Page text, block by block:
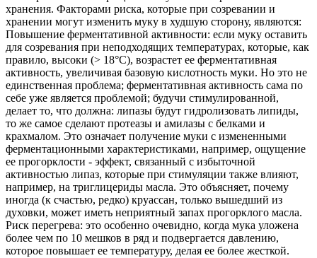
хранения. Факторами риска, которые при созревании и
хранении могут изменить муку в худшую сторону, являются:
Повышение ферментативной активности: если муку оставить
для созревания при неподходящих температурах, которые, как
правило, высоки (> 18°C), возрастет ее ферментативная
активность, увеличивая базовую кислотность муки. Но это не
единственная проблема; ферментативная активность сама по
себе уже является проблемой; будучи стимулированной,
делает то, что должна: липазы будут гидролизовать липиды,
то же самое сделают протеазы и амилазы с белками и
крахмалом. Это означает получение муки с измененными
ферментационными характеристиками, например, ощущение
ее прогорклости - эффект, связанный с избыточной
активностью липаз, которые при стимуляции также влияют,
например, на триглицериды масла. Это объясняет, почему
иногда (к счастью, редко) круассан, только вышедший из
духовки, может иметь неприятный запах прогорклого масла.
Риск перегрева: это особенно очевидно, когда мука уложена
более чем по 10 мешков в ряд и подвергается давлению,
которое повышает ее температуру, делая ее более жесткой.